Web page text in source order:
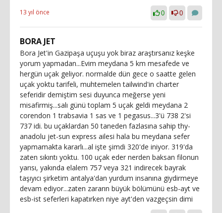
13 yıl önce 0 0
BORA JET
Bora Jet'in Gazipaşa uçuşu yok biraz araştırsanız keşke
yorum yapmadan...Evim meydana 5 km mesafede ve
hergün uçak geliyor. normalde dün gece o saatte gelen
uçak yoktu tarifeli, muhtemelen tailwind'in charter
seferidir demiştim sesi duyunca meğerse yeni
misafirmiş...salı günü toplam 5 uçak geldi meydana 2
corendon 1 trabsavia 1 sas ve 1 pegasus...3'ü 738 2'si
737 idi. bu uçaklardan 50 taneden fazlasına sahip thy-
anadolu jet-sun express ailesi hala bu meydana sefer
yapmamakta kararlı...al işte şimdi 320'de iniyor. 319'da
zaten sıkıntı yoktu. 100 uçak eder nerden baksan filonun
yarısı, yakında elalem 757 veya 321 indirecek bayrak
taşıyıcı şirketim antalya'dan yurdum insanına giydirmeye
devam ediyor...zaten zararın büyük bölümünü esb-ayt ve
esb-ist seferleri kapatırken niye ayt'den vazgeçsin dimi